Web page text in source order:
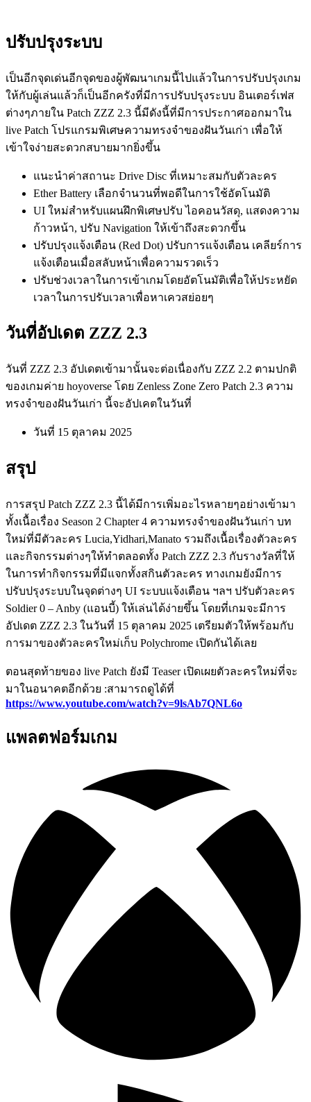
ปรับปรุงระบบ
เป็นอีกจุดเด่นอีกจุดของผู้พัฒนาเกมนี้ไปแล้วในการปรับปรุงเกม
ให้กับผู้เล่นแล้วก็เป็นอีกครังที่มีการปรับปรุงระบบ อินเตอร์เฟส
ต่างๆภายใน Patch ZZZ 2.3 นี้มีดังนี้ที่มีการประกาศออกมาใน
live Patch โปรแกรมพิเศษความทรงจำของฝันวันเก่า เพื่อให้
เข้าใจง่ายสะดวกสบายมากยิ่งขึ้น
แนะนำค่าสถานะ Drive Disc ที่เหมาะสมกับตัวละคร
Ether Battery เลือกจำนวนที่พอดีในการใช้อัตโนมัติ
UI ใหม่สำหรับแผนฝึกพิเศษปรับ ไอคอนวัสดุ, แสดงความ
ก้าวหน้า, ปรับ Navigation ให้เข้าถึงสะดวกขึ้น
ปรับปรุงแจ้งเตือน (Red Dot) ปรับการแจ้งเตือน เคลียร์การ
แจ้งเตือนเมื่อสลับหน้าเพื่อความรวดเร็ว
ปรับช่วงเวลาในการเข้าเกมโดยอัตโนมัติเพื่อให้ประหยัด
เวลาในการปรับเวลาเพื่อหาเควสย่อยๆ
วันที่อัปเดต ZZZ 2.3
วันที่ ZZZ 2.3 อัปเดตเข้ามานั้นจะต่อเนื่องกับ ZZZ 2.2 ตามปกติ
ของเกมค่าย hoyoverse โดย Zenless Zone Zero Patch 2.3 ความ
ทรงจำของฝันวันเก่า นี้จะอัปเคตในวันที่
วันที่ 15 ตุลาคม 2025
สรุป
การสรุป Patch ZZZ 2.3 นี้ได้มีการเพิ่มอะไรหลายๆอย่างเข้ามา
ทั้งเนื้อเรื่อง Season 2 Chapter 4 ความทรงจำของฝันวันเก่า บท
ใหม่ที่มีตัวละคร Lucia,Yidhari,Manato รวมถึงเนื้อเรื่องตัวละคร
และกิจกรรมต่างๆให้ทำตลอดทั้ง Patch ZZZ 2.3 กับรางวัลที่ให้
ในการทำกิจกรรมที่มีแจกทั้งสกินตัวละคร ทางเกมยังมีการ
ปรับปรุงระบบในจุดต่างๆ UI ระบบแจ้งเตือน ฯลฯ ปรับตัวละคร
Soldier 0 – Anby (แอนบี้) ให้เล่นได้ง่ายขึ้น โดยที่เกมจะมีการ
อัปเดต ZZZ 2.3 ในวันที่ 15 ตุลาคม 2025 เตรียมตัวให้พร้อมกับ
การมาของตัวละครใหม่เก็บ Polychrome เปิดกันได้เลย
ตอนสุดท้ายของ live Patch ยังมี Teaser เปิดเผยตัวละครใหม่ที่จะ
มาในอนาคตอีกด้วย :สามารถดูได้ที่
https://www.youtube.com/watch?v=9lsAb7QNL6o
แพลตฟอร์มเกม